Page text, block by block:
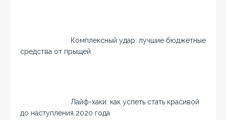
Комплексный удар: лучшие бюджетные
средства от прыщей
Лайф-хаки: как успеть стать красивой
до наступления 2020 года